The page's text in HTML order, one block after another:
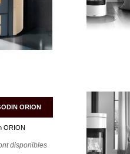
ORION
ORION
disponibles